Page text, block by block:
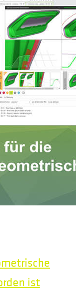
ist